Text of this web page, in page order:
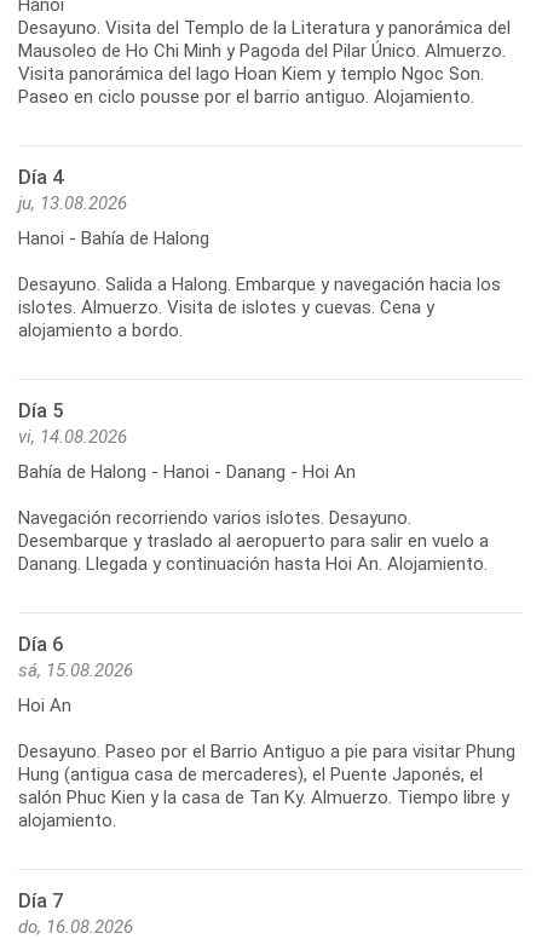
Desayuno. Visita del Templo de la Literatura y panorámica del
Mausoleo de Ho Chi Minh y Pagoda del Pilar Único. Almuerzo.
Visita panorámica del lago Hoan Kiem y templo Ngoc Son.
Paseo en ciclo pousse por el barrio antiguo. Alojamiento.
Día 4
ju, 13.08.2026
Hanoi - Bahía de Halong
Desayuno. Salida a Halong. Embarque y navegación hacia los
islotes. Almuerzo. Visita de islotes y cuevas. Cena y
Día 5
vi, 14.08.2026
Bahía de Halong - Hanoi - Danang - Hoi An
Navegación recorriendo varios islotes. Desayuno.
Desembarque y traslado al aeropuerto para salir en vuelo a
Día 6
sá, 15.08.2026
Hoi An
Desayuno. Paseo por el Barrio Antiguo a pie para visitar Phung
Hung (antigua casa de mercaderes), el Puente Japonés, el
salón Phuc Kien y la casa de Tan Ky. Almuerzo. Tiempo libre y
Día 7
do, 16.08.2026